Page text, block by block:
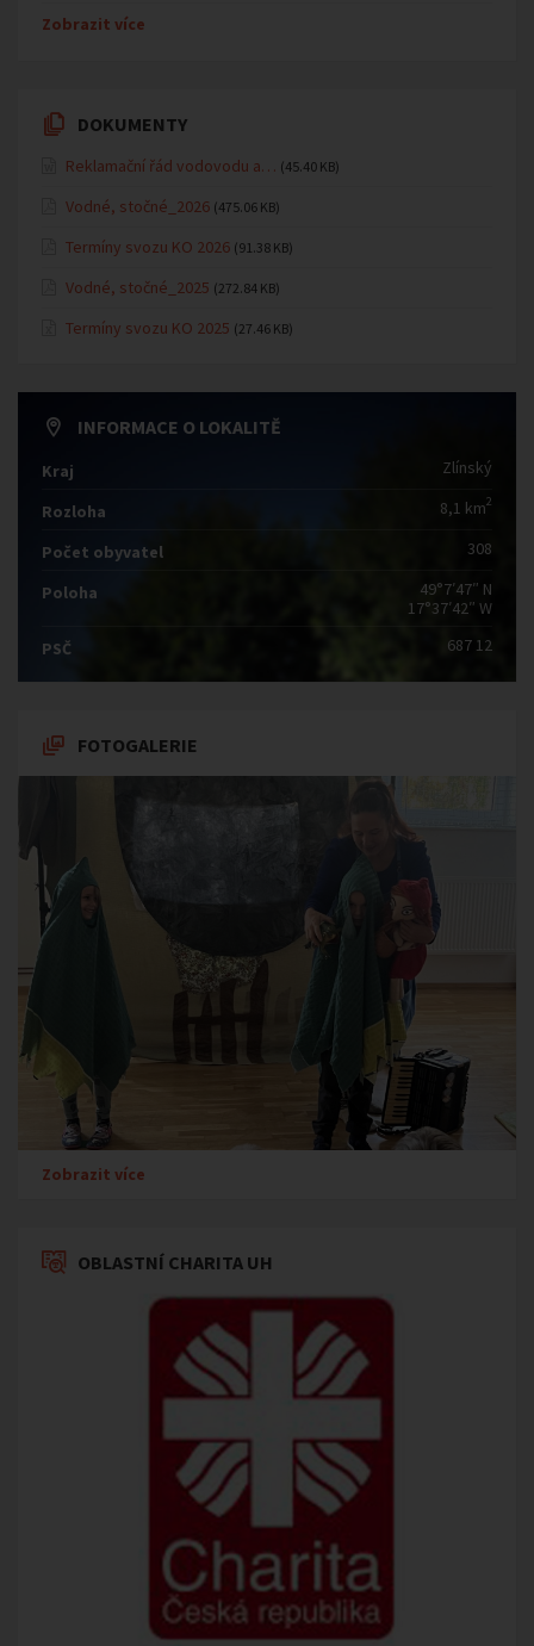
Zobrazit více
DOKUMENTY
Reklamační řád vodovodu a… (45.40 KB)
Vodné, stočné_2026 (475.06 KB)
Termíny svozu KO 2026 (91.38 KB)
Vodné, stočné_2025 (272.84 KB)
Termíny svozu KO 2025 (27.46 KB)
INFORMACE O LOKALITĚ
Kraj Zlínský
Rozloha 8,1 km2
Počet obyvatel 308
Poloha
49°7′47″ N
17°37′42″ W
PSČ
687 12
FOTOGALERIE
Zobrazit více
OBLASTNÍ CHARITA UH